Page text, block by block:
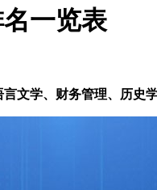
一览表
文学、财务管理、历史